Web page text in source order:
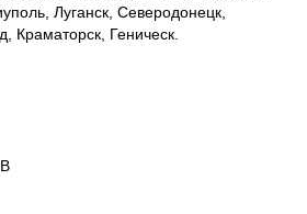
Луганск, Северодонецк,
Краматорск, Геническ.